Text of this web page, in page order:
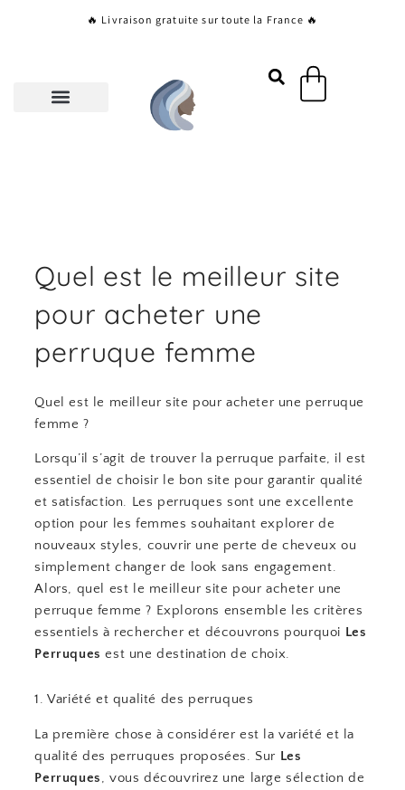
🔥 Livraison gratuite sur toute la France 🔥
Panier
Quel est le meilleur site
pour acheter une
perruque femme
Quel est le meilleur site pour acheter une perruque
femme ?
Lorsqu’il s’agit de trouver la perruque parfaite, il est
essentiel de choisir le bon site pour garantir qualité
et satisfaction. Les perruques sont une excellente
option pour les femmes souhaitant explorer de
nouveaux styles, couvrir une perte de cheveux ou
simplement changer de look sans engagement.
Alors, quel est le meilleur site pour acheter une
perruque femme ? Explorons ensemble les critères
essentiels à rechercher et découvrons pourquoi Les
Perruques est une destination de choix.
1. Variété et qualité des perruques
La première chose à considérer est la variété et la
qualité des perruques proposées. Sur Les
Perruques, vous découvrirez une large sélection de